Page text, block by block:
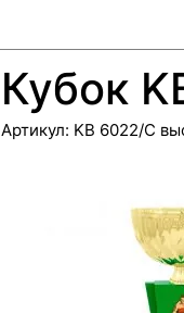
Кубок
Артикул: KB 6022/С